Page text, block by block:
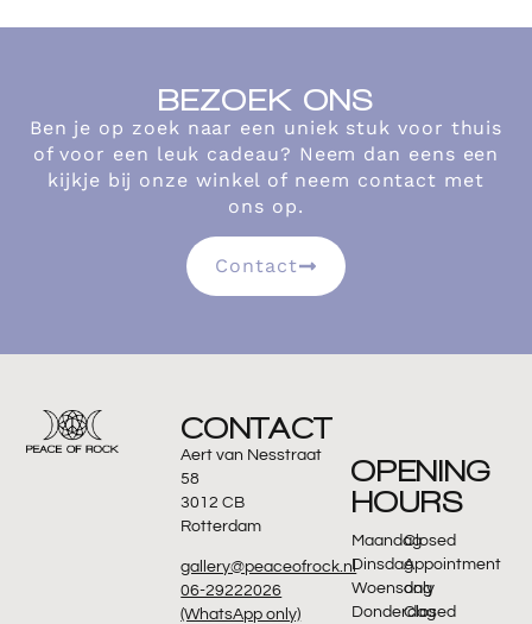
BEZOEK ONS
Ben je op zoek naar een uniek stuk voor thuis
of voor een leuk cadeau? Neem dan eens een
kijkje bij onze winkel of neem contact met
ons op.
Contact
CONTACT
Aert van Nesstraat
58
3012 CB
Rotterdam
gallery@peaceofrock.nl
06-29222026
(WhatsApp only)
OPENING
HOURS
Maandag
Dinsdag
Woensdag
Donderdag
Closed
Appointment
only
Closed